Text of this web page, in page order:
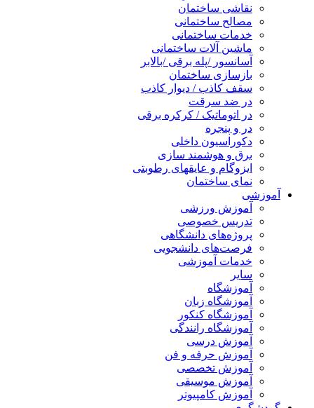
نقاشی ساختمان
مصالح ساختمانی
خدمات ساختمانی
ماشین آلات ساختمانی
آسانسور /پله برقی /بالابر
بازسازی ساختمان
سقف کاذب / دیوار کاذب
در ضد سرقت
در اتوماتیک / کرکره برقی
در و پنجره
دکوراسیون داخلی
برق و هوشمند سازی
ایزوگام و عایقهای رطوبتی
نمای ساختمان
آموزشی
آموزش ورزشی
تدریس خصوصی
پروژه‌های دانشگاهی
فرصت‌های دانشجویی
خدمات آموزشی
سایر
آموزشگاه
آموزشگاه زبان
آموزشگاه کنکور
آموزشگاه رانندگی
آموزش درسی
آموزش حرفه و فن
آموزش تخصصی
آموزش موسیقی
آموزش کامپیوتر